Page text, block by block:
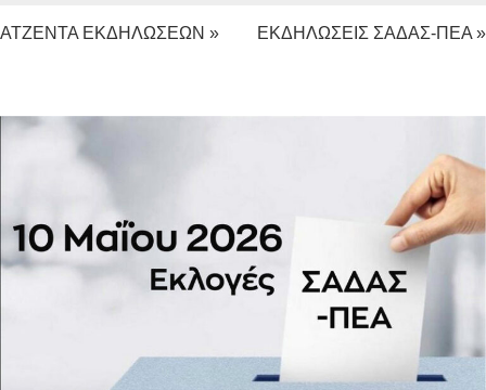
ΑΤΖΕΝΤΑ ΕΚΔΗΛΩΣΕΩΝ » ΕΚΔΗΛΩΣΕΙΣ ΣΑΔΑΣ-ΠΕΑ »